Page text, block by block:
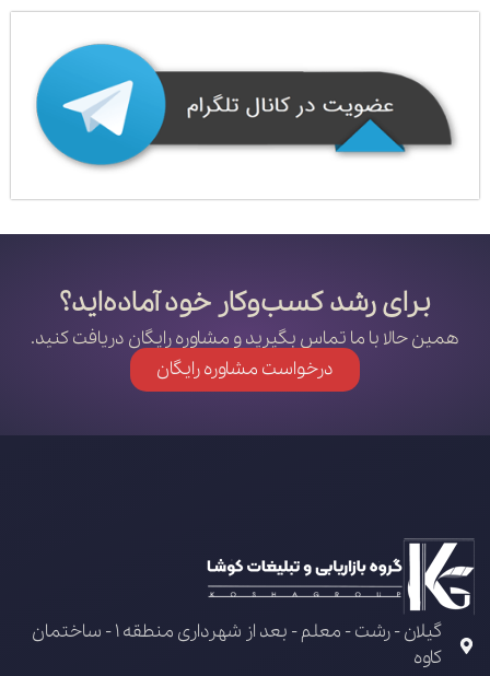
برای رشد کسب‌وکار خود آماده‌اید؟
همین حالا با ما تماس بگیرید و مشاوره رایگان دریافت کنید.
درخواست مشاوره رایگان
گیلان - رشت - معلم - بعد از شهرداری منطقه 1 - ساختمان
کاوه